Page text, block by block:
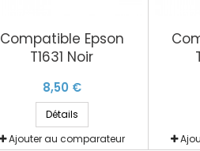
Compatible Epson
T1631 Noir
8,50 €
Détails
Ajouter au comparateur